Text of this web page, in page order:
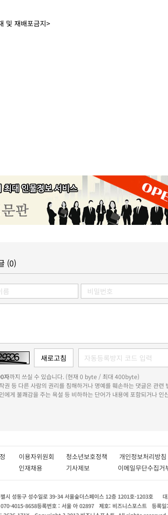
및 재배포금지>
(0)
자까지 쓰실 수 있습니다. (현재 0 byte / 최대 400byte)
권 등 다른 사람의 권리를 침해하거나 명예를 훼손하는 댓글은 관련
에게 불쾌감을 주는 욕설 등 비하하는 단어가 내용에 포함되거나 인
정 이용자위원회 청소년보호정책 개인정보처리
인재채용 기사제보 이메일무단수집거
시 성동구 성수일로 39-34 서울숲더스페이스 12층 1201호-1203호
4015-8658등록번호 : 서울 아 02897 제호: 비즈니스포스트 등록